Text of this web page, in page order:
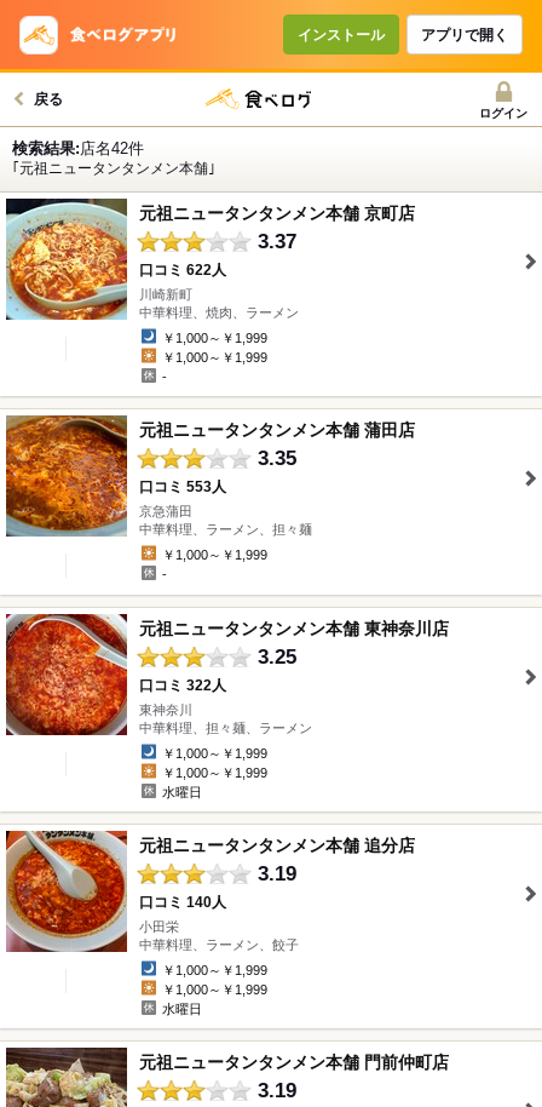
インストール アプリで開く
戻る
ログイン
検索結果:店名42件
｢元祖ニュータンタンメン本舗｣
元祖ニュータンタンメン本舗 京町店
3.37
口コミ 622人
川崎新町
中華料理、焼肉、ラーメン
￥1,000～￥1,999
￥1,000～￥1,999
-
" />
元祖ニュータンタンメン本舗 蒲田店
3.35
口コミ 553人
京急蒲田
中華料理、ラーメン、担々麺
￥1,000～￥1,999
-
" />
元祖ニュータンタンメン本舗 東神奈川店
3.25
口コミ 322人
東神奈川
中華料理、担々麺、ラーメン
￥1,000～￥1,999
￥1,000～￥1,999
水曜日
" />
元祖ニュータンタンメン本舗 追分店
3.19
口コミ 140人
小田栄
中華料理、ラーメン、餃子
￥1,000～￥1,999
￥1,000～￥1,999
水曜日
" />
元祖ニュータンタンメン本舗 門前仲町店
3.19